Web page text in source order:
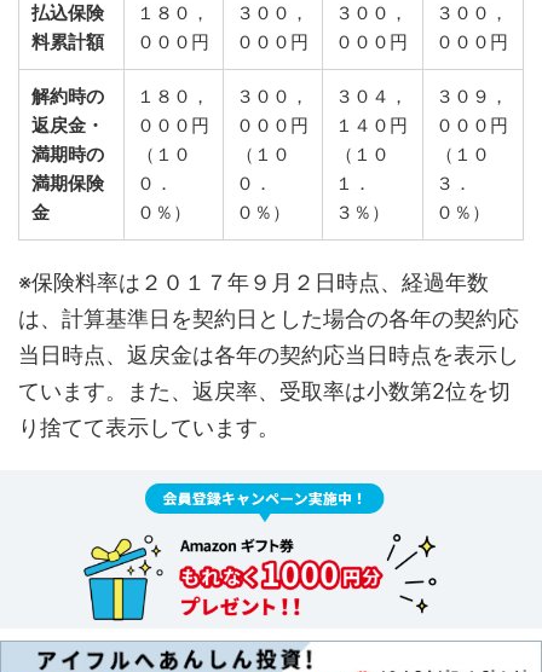
払込保険
料累計額
１８０，
０００円
３００，
０００円
３００，
０００円
３００，
０００円
解約時の
返戻金・
満期時の
満期保険
金
１８０，
０００円
（１０
０．
０％）
３００，
０００円
（１０
０．
０％）
３０４，
１４０円
（１０
１．
３％）
３０９，
０００円
（１０
３．
０％）
※保険料率は２０１７年９月２日時点、経過年数
は、計算基準日を契約日とした場合の各年の契約応
当日時点、返戻金は各年の契約応当日時点を表示し
ています。また、返戻率、受取率は小数第2位を切
り捨てて表示しています。